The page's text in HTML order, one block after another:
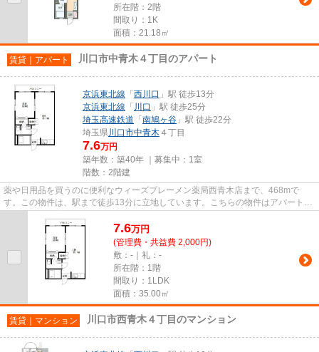
所在階：2階
間取り：1K
面積：21.18㎡
賃貸｜アパート 川口市中青木４丁目のアパート
京浜東北線 「 西川口 」駅 徒歩13分
京浜東北線 「 川口 」駅 徒歩25分
埼玉高速鉄道 「 南鳩ヶ谷 」駅 徒歩22分
埼玉県川口市中青木 ４丁目
7.6万円
築年数：築40年 ｜募集中： 1室
階数：2階建
薬や日用品を買うのに便利なウィーズブレーメン薬局西青木店まで、468mで
す。この物件は、駅まで徒歩13分に立地しています。こちらの物件はアパートで
7.6万円
(管理費・共益費 2,000円)
敷：-｜礼：-
所在階：1階
間取り：1LDK
面積：35.00㎡
賃貸｜マンション 川口市西青木４丁目のマンション